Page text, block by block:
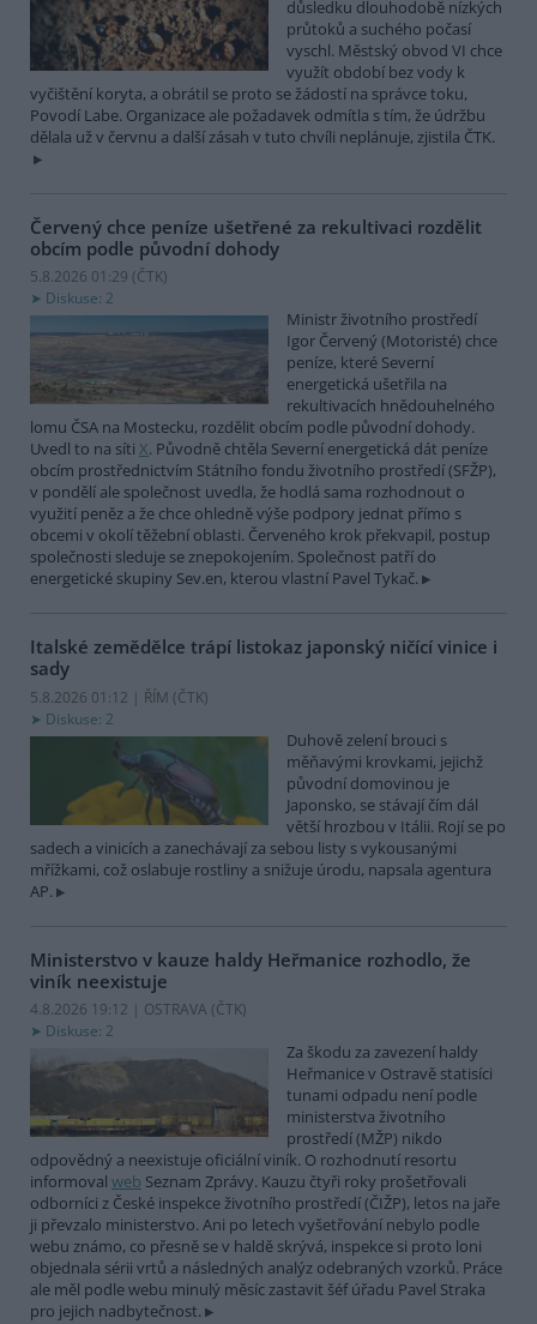
důsledku dlouhodobě nízkých
průtoků a suchého počasí
vyschl. Městský obvod VI chce
využít období bez vody k
vyčištění koryta, a obrátil se proto se žádostí na správce toku,
Povodí Labe. Organizace ale požadavek odmítla s tím, že údržbu
dělala už v červnu a další zásah v tuto chvíli neplánuje, zjistila ČTK.
Červený chce peníze ušetřené za rekultivaci rozdělit
obcím podle původní dohody
5.8.2026 01:29 (ČTK)
Diskuse: 2
Ministr životního prostředí
Igor Červený (Motoristé) chce
peníze, které Severní
energetická ušetřila na
rekultivacích hnědouhelného
lomu ČSA na Mostecku, rozdělit obcím podle původní dohody.
Uvedl to na síti X. Původně chtěla Severní energetická dát peníze
obcím prostřednictvím Státního fondu životního prostředí (SFŽP),
v pondělí ale společnost uvedla, že hodlá sama rozhodnout o
využití peněz a že chce ohledně výše podpory jednat přímo s
obcemi v okolí těžební oblasti. Červeného krok překvapil, postup
společnosti sleduje se znepokojením. Společnost patří do
energetické skupiny Sev.en, kterou vlastní Pavel Tykač.
Italské zemědělce trápí listokaz japonský ničící vinice i
sady
5.8.2026 01:12 | ŘÍM (ČTK)
Diskuse: 2
Duhově zelení brouci s
měňavými krovkami, jejichž
původní domovinou je
Japonsko, se stávají čím dál
větší hrozbou v Itálii. Rojí se po
sadech a vinicích a zanechávají za sebou listy s vykousanými
mřížkami, což oslabuje rostliny a snižuje úrodu, napsala agentura
AP.
Ministerstvo v kauze haldy Heřmanice rozhodlo, že
viník neexistuje
4.8.2026 19:12 | OSTRAVA (ČTK)
Diskuse: 2
Za škodu za zavezení haldy
Heřmanice v Ostravě statisíci
tunami odpadu není podle
ministerstva životního
prostředí (MŽP) nikdo
odpovědný a neexistuje oficiální viník. O rozhodnutí resortu
informoval web Seznam Zprávy. Kauzu čtyři roky prošetřovali
odborníci z České inspekce životního prostředí (ČIŽP), letos na jaře
ji převzalo ministerstvo. Ani po letech vyšetřování nebylo podle
webu známo, co přesně se v haldě skrývá, inspekce si proto loni
objednala sérii vrtů a následných analýz odebraných vzorků. Práce
ale měl podle webu minulý měsíc zastavit šéf úřadu Pavel Straka
pro jejich nadbytečnost.